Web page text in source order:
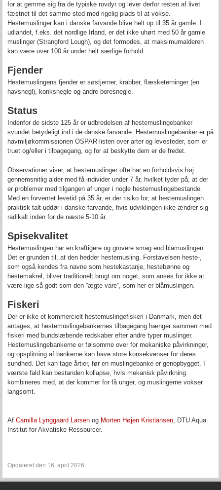
for at gemme sig fra de typiske rovdyr og lever derfor resten af livet
fæstnet til det samme sted med rigelig plads til at vokse.
Hestemuslinger kan i danske farvande blive helt op til 35 år gamle. I
udlandet, f.eks. det nordlige Irland, er det ikke uhørt med 50 år gamle
muslinger (Strangford Lough), og det formodes, at maksimumalderen
kan være over 100 år under helt særlige forhold.
Fjender
Hestemuslingens fjender er søstjerner, krabber, flæsketerninger (en
havsnegl), konksnegle og andre boresnegle.
Status
Indenfor de sidste 125 år er udbredelsen af hestemuslingebanker
svundet betydeligt ind i de danske farvande. Hestemuslingebanker er på
havmiljøkommissionen OSPAR-listen over arter og levesteder, som er
truet og/eller i tilbagegang, og for at beskytte dem er de fredet.
Observationer viser, at hestemuslinger ofte har en forholdsvis høj
gennemsnitlig alder med få individer under 7 år, hvilket tyder på, at der
er problemer med tilgangen af unger i nogle hestemuslingebestande.
Med en forventet levetid på 35 år, er der risiko for, at hestemuslingen
praktisk talt uddør i danske farvande, hvis udviklingen ikke ændrer sig
radikalt inden for de næste 5-10 år.
Spisekvalitet
Hestemuslingen har en kraftigere og grovere smag end blåmuslingen.
Det er grunden til, at den hedder hestemusling. Forstavelsen heste-,
som også kendes fra navne som hestekastanje, hestebønne og
hestemakrel, bliver traditionelt brugt om noget, som anses for ikke at
være lige så godt som den ”ægte vare”, som her er blåmuslingen.
Fiskeri
Der er ikke et kommercielt hestemuslingefiskeri i Danmark, men det
antages, at hestemuslingebankernes tilbagegang hænger sammen med
fiskeri med bundslæbende redskaber efter andre typer muslinger.
Hestemuslingebankerne er følsomme over for mekaniske påvirkninger,
og opsplitning af bankerne kan have store konsekvenser for deres
sundhed. Det kan tage årtier, før en muslingebanke er genopbygget. I
værste fald kan bestanden kollapse, hvis mekanisk påvirkning
kombineres med, at der kommer for få unger, og muslingerne vokser
langsomt.
Af Camilla Lynggaard Larsen og Morten Højen Kristiansen, DTU Aqua.
Institut for Akvatiske Ressourcer.
Opdateret den 16. april 2026